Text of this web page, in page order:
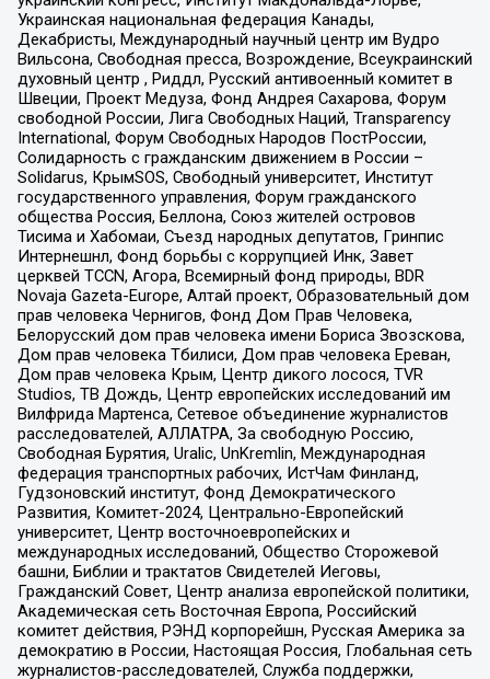
Украинская национальная федерация Канады,
Декабристы, Международный научный центр им Вудро
Вильсона, Свободная пресса, Возрождение, Всеукраинский
духовный центр , Риддл, Русский антивоенный комитет в
Швеции, Проект Медуза, Фонд Андрея Сахарова, Форум
свободной России, Лига Свободных Наций, Transparеncy
International, Форум Свободных Народов ПостРоссии,
Солидарность с гражданским движением в России –
Solidarus, КрымSOS, Свободный университет, Институт
государственного управления, Форум гражданского
общества Россия, Беллона, Союз жителей островов
Тисима и Хабомаи, Съезд народных депутатов, Гринпис
Интернешнл, Фонд борьбы с коррупцией Инк, Завет
церквей TCCN, Агора, Всемирный фонд природы, BDR
Novaja Gazeta-Europe, Алтай проект, Образовательный дом
прав человека Чернигов, Фонд Дом Прав Человека,
Белорусский дом прав человека имени Бориса Звозскова,
Дом прав человека Тбилиси, Дом прав человека Ереван,
Дом прав человека Крым, Центр дикого лосося, TVR
Studios, ТВ Дождь, Центр европейских исследований им
Вилфрида Мартенса, Сетевое объединение журналистов
расследователей, АЛЛАТРА, За свободную Россию,
Свободная Бурятия, Uralic, UnKremlin, Международная
федерация транспортных рабочих, ИстЧам Финланд,
Гудзоновский институт, Фонд Демократического
Развития, Комитет-2024, Центрально-Европейский
университет, Центр восточноевропейских и
международных исследований, Общество Сторожевой
башни, Библии и трактатов Свидетелей Иеговы,
Гражданский Совет, Центр анализа европейской политики,
Академическая сеть Восточная Европа, Российский
комитет действия, РЭНД корпорейшн, Русская Америка за
демократию в России, Настоящая Россия, Глобальная сеть
журналистов-расследователей, Служба поддержки,